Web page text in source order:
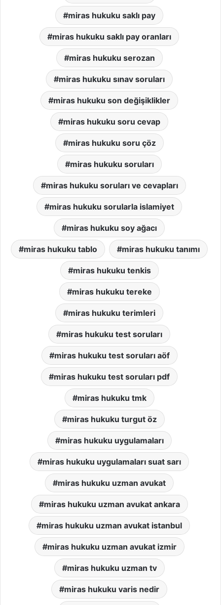
miras hukuku saklı pay
miras hukuku saklı pay oranları
miras hukuku serozan
miras hukuku sınav soruları
miras hukuku son değişiklikler
miras hukuku soru cevap
miras hukuku soru çöz
miras hukuku soruları
miras hukuku soruları ve cevapları
miras hukuku sorularla islamiyet
miras hukuku soy ağacı
miras hukuku tablo miras hukuku tanımı
miras hukuku tenkis
miras hukuku tereke
miras hukuku terimleri
miras hukuku test soruları
miras hukuku test soruları aöf
miras hukuku test soruları pdf
miras hukuku tmk
miras hukuku turgut öz
miras hukuku uygulamaları
miras hukuku uygulamaları suat sarı
miras hukuku uzman avukat
miras hukuku uzman avukat ankara
miras hukuku uzman avukat istanbul
miras hukuku uzman avukat izmir
miras hukuku uzman tv
miras hukuku varis nedir